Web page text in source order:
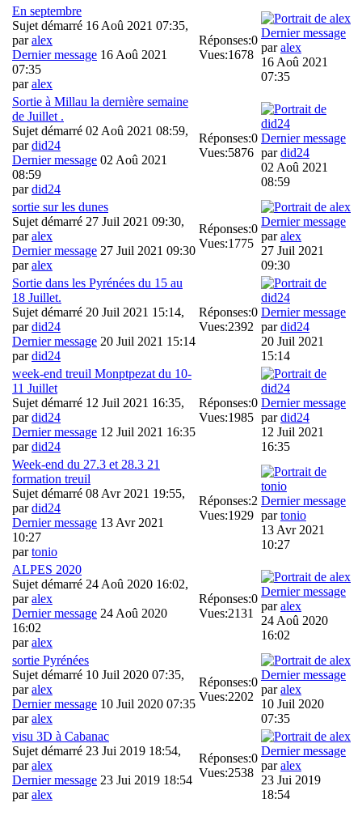
En septembre
Sujet démarré 16 Aoû 2021 07:35,
paralex
Dernier message 16 Aoû 2021
07:35
paralex
Réponses:0
Vues:1678
Dernier message
paralex
16 Aoû 2021
07:35
Sortie à Millau la dernière semaine
de Juillet .
Sujet démarré 02 Aoû 2021 08:59,
pardid24
Dernier message 02 Aoû 2021
08:59
pardid24
Réponses:0
Vues:5876
Dernier message
pardid24
02 Aoû 2021
08:59
sortie sur les dunes
Sujet démarré 27 Juil 2021 09:30,
paralex
Dernier message 27 Juil 2021 09:30
paralex
Réponses:0
Vues:1775
Dernier message
paralex
27 Juil 2021
09:30
Sortie dans les Pyrénées du 15 au
18 Juillet.
Sujet démarré 20 Juil 2021 15:14,
pardid24
Dernier message 20 Juil 2021 15:14
pardid24
Réponses:0
Vues:2392
Dernier message
pardid24
20 Juil 2021
15:14
week-end treuil Monptpezat du 10-
11 Juillet
Sujet démarré 12 Juil 2021 16:35,
pardid24
Dernier message 12 Juil 2021 16:35
pardid24
Réponses:0
Vues:1985
Dernier message
pardid24
12 Juil 2021
16:35
Week-end du 27.3 et 28.3 21
formation treuil
Sujet démarré 08 Avr 2021 19:55,
pardid24
Dernier message 13 Avr 2021
10:27
partonio
Réponses:2
Vues:1929
Dernier message
partonio
13 Avr 2021
10:27
ALPES 2020
Sujet démarré 24 Aoû 2020 16:02,
paralex
Dernier message 24 Aoû 2020
16:02
paralex
Réponses:0
Vues:2131
Dernier message
paralex
24 Aoû 2020
16:02
sortie Pyrénées
Sujet démarré 10 Juil 2020 07:35,
paralex
Dernier message 10 Juil 2020 07:35
paralex
Réponses:0
Vues:2202
Dernier message
paralex
10 Juil 2020
07:35
visu 3D à Cabanac
Sujet démarré 23 Jui 2019 18:54,
paralex
Dernier message 23 Jui 2019 18:54
paralex
Réponses:0
Vues:2538
Dernier message
paralex
23 Jui 2019
18:54